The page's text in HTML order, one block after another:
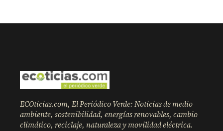
ECOticias.com, El Periódico Verde: Noticias de medio
ambiente, sostenibilidad, energías renovables, cambio
climático, reciclaje, naturaleza y movilidad eléctrica.